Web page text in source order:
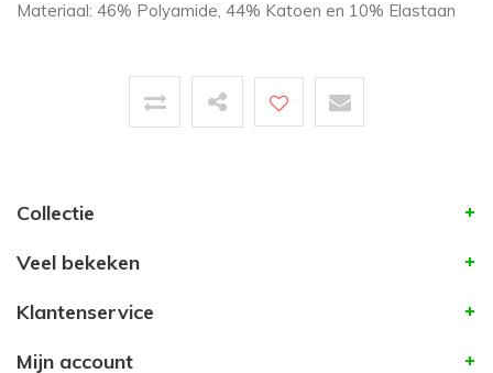
Materiaal: 46% Polyamide, 44% Katoen en 10% Elastaan
Collectie
Veel bekeken
Klantenservice
Mijn account